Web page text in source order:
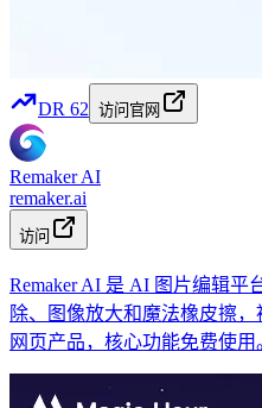
DR 62 访问官网
Remaker AI
remaker.ai
访问
Remaker AI 是 AI 图片编辑平
除、图像放大和魔法橡皮擦，
网页产品，核心功能免费使用